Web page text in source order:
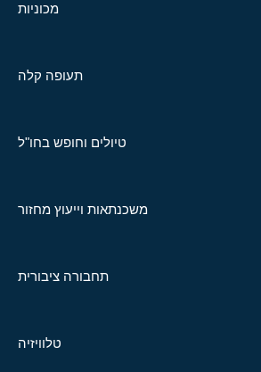
מכוניות
תעופה קלה
טיולים וחופש בחו"ל
משכנתאות וייעוץ מחזור
תחבורה ציבורית
טלוויזיה